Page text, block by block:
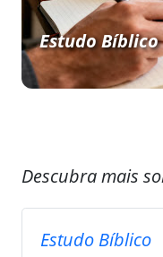
Estudo Bíblico
Descubra mais
Estudo Bíblico